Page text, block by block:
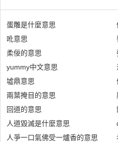
蛋雕是什麼意思
吪意思
柔佞的意思
yummy中文意思
墟鼎意思
兩葉掩目的意思
回道的意思
人道毀滅是什麼意思
人爭一口氣佛受一爐香的意思